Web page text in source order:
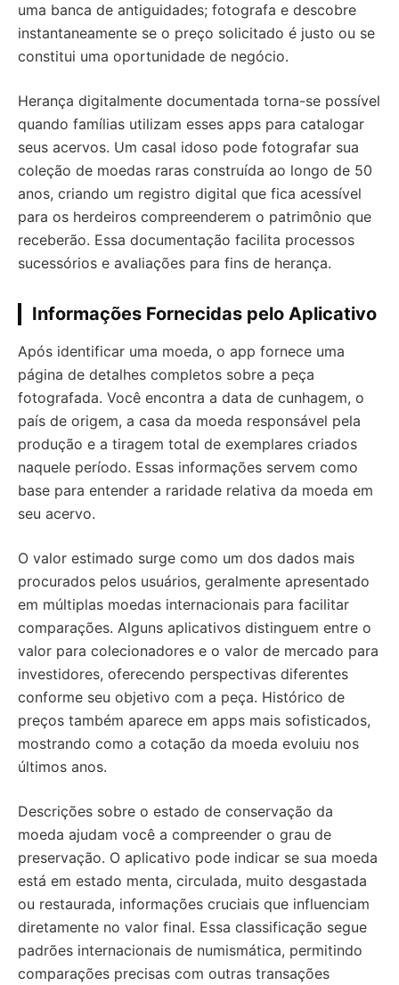
uma banca de antiguidades; fotografa e descobre
instantaneamente se o preço solicitado é justo ou se
constitui uma oportunidade de negócio.
Herança digitalmente documentada torna-se possível
quando famílias utilizam esses apps para catalogar
seus acervos. Um casal idoso pode fotografar sua
coleção de moedas raras construída ao longo de 50
anos, criando um registro digital que fica acessível
para os herdeiros compreenderem o patrimônio que
receberão. Essa documentação facilita processos
sucessórios e avaliações para fins de herança.
Informações Fornecidas pelo Aplicativo
Após identificar uma moeda, o app fornece uma
página de detalhes completos sobre a peça
fotografada. Você encontra a data de cunhagem, o
país de origem, a casa da moeda responsável pela
produção e a tiragem total de exemplares criados
naquele período. Essas informações servem como
base para entender a raridade relativa da moeda em
seu acervo.
O valor estimado surge como um dos dados mais
procurados pelos usuários, geralmente apresentado
em múltiplas moedas internacionais para facilitar
comparações. Alguns aplicativos distinguem entre o
valor para colecionadores e o valor de mercado para
investidores, oferecendo perspectivas diferentes
conforme seu objetivo com a peça. Histórico de
preços também aparece em apps mais sofisticados,
mostrando como a cotação da moeda evoluiu nos
últimos anos.
Descrições sobre o estado de conservação da
moeda ajudam você a compreender o grau de
preservação. O aplicativo pode indicar se sua moeda
está em estado menta, circulada, muito desgastada
ou restaurada, informações cruciais que influenciam
diretamente no valor final. Essa classificação segue
padrões internacionais de numismática, permitindo
comparações precisas com outras transações